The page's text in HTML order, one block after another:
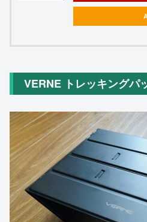
VERNE トレッキングパ